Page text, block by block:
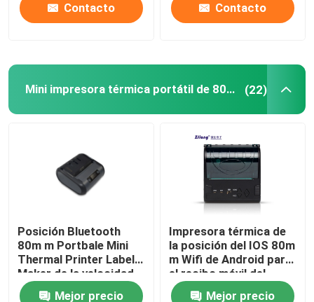
Contacto Contacto
Mini impresora térmica portátil de 80 mm (22)
Posición Bluetooth
80m m Portbale Mini
Thermal Printer Label
Maker de la velocidad
rápida USB
Mejor precio
Impresora térmica de
la posición del IOS 80m
m Wifi de Android para
el recibo móvil del
boleto
Mejor precio